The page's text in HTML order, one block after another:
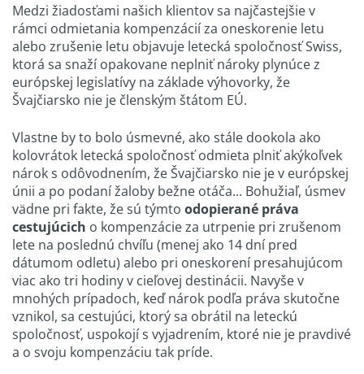
Medzi žiadosťami našich klientov sa najčastejšie v
rámci odmietania kompenzácií za oneskorenie letu
alebo zrušenie letu objavuje letecká spoločnosť Swiss,
ktorá sa snaží opakovane neplniť nároky plynúce z
európskej legislatívy na základe výhovorky, že
Švajčiarsko nie je členským štátom EÚ.
Vlastne by to bolo úsmevné, ako stále dookola ako
kolovrátok letecká spoločnosť odmieta plniť akýkoľvek
nárok s odôvodnením, že Švajčiarsko nie je v európskej
únii a po podaní žaloby bežne otáča... Bohužiaľ, úsmev
vädne pri fakte, že sú týmto odopierané práva
cestujúcich o kompenzácie za utrpenie pri zrušenom
lete na poslednú chvíľu (menej ako 14 dní pred
dátumom odletu) alebo pri oneskorení presahujúcom
viac ako tri hodiny v cieľovej destinácii. Navyše v
mnohých prípadoch, keď nárok podľa práva skutočne
vznikol, sa cestujúci, ktorý sa obrátil na leteckú
spoločnosť, uspokojí s vyjadrením, ktoré nie je pravdivé
a o svoju kompenzáciu tak príde.